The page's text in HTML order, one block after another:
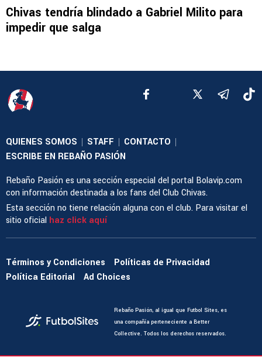
Chivas tendría blindado a Gabriel Milito para
impedir que salga
QUIENES SOMOS | STAFF | CONTACTO |
ESCRIBE EN REBAÑO PASIÓN
Rebaño Pasión es una sección especial del portal Bolavip.com
con información destinada a los fans del Club Chivas.
Esta sección no tiene relación alguna con el club. Para visitar el
sitio oficial haz click aquí
Términos y Condiciones
Políticas de Privacidad
Política Editorial
Ad Choices
Rebaño Pasión, al igual que Futbol Sites, es
una compañía perteneciente a Better
Collective. Todos los derechos reservados.